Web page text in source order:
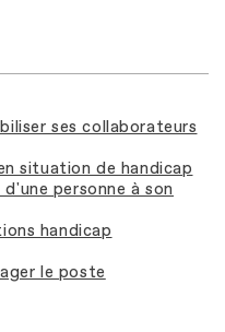
ses collaborateurs
situation de handicap
personne à son
handicap
le poste